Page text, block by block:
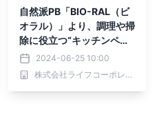
自然派PB「BIO-RAL（ビ
オラル）」より、調理や掃
除に役立つ“キッチンペー
パー”・“フローリングシー
ト”を新発売！
2024-06-25 10:00
株式会社ライフコーポレーション